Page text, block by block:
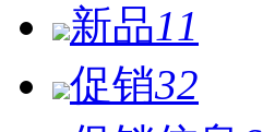
新品11
促销32